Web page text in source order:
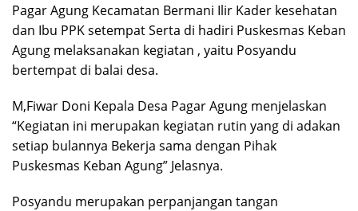
Pagar Agung Kecamatan Bermani Ilir Kader kesehatan
dan Ibu PPK setempat Serta di hadiri Puskesmas Keban
Agung melaksanakan kegiatan , yaitu Posyandu
bertempat di balai desa.
M,Fiwar Doni Kepala Desa Pagar Agung menjelaskan
“Kegiatan ini merupakan kegiatan rutin yang di adakan
setiap bulannya Bekerja sama dengan Pihak
Puskesmas Keban Agung” Jelasnya.
Posyandu merupakan perpanjangan tangan